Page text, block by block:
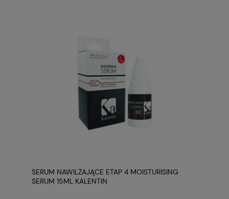
SERUM NAWILŻAJĄCE ETAP 4 MOISTURISING
SERUM 15ML KALENTIN